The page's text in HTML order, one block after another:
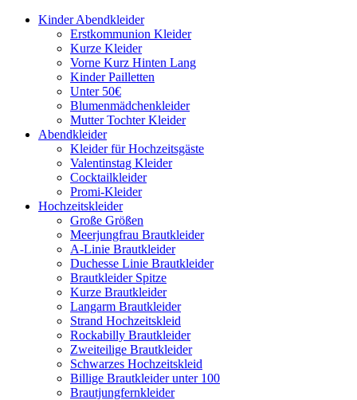
Kinder Abendkleider
Erstkommunion Kleider
Kurze Kleider
Vorne Kurz Hinten Lang
Kinder Pailletten
Unter 50€
Blumenmädchenkleider
Mutter Tochter Kleider
Abendkleider
Kleider für Hochzeitsgäste
Valentinstag Kleider
Cocktailkleider
Promi-Kleider
Hochzeitskleider
Große Größen
Meerjungfrau Brautkleider
A-Linie Brautkleider
Duchesse Linie Brautkleider
Brautkleider Spitze
Kurze Brautkleider
Langarm Brautkleider
Strand Hochzeitskleid
Rockabilly Brautkleider
Zweiteilige Brautkleider
Schwarzes Hochzeitskleid
Billige Brautkleider unter 100
Brautjungfernkleider